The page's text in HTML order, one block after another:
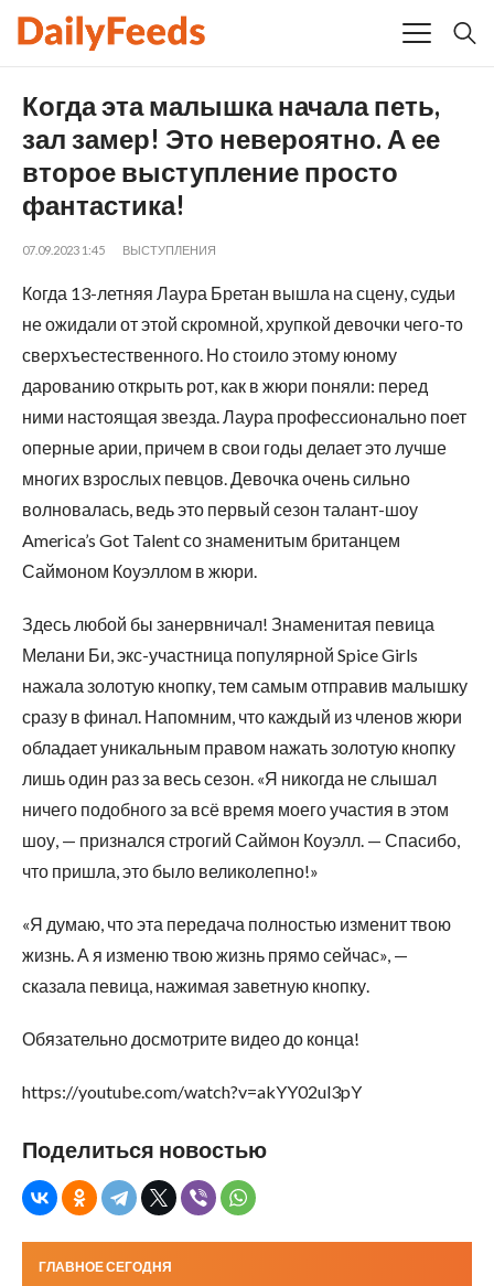
Когда эта малышка начала петь,
зал замер! Это невероятно. А ее
второе выступление просто
фантастика!
07.09.2023 1:45 ВЫСТУПЛЕНИЯ
Когда 13-летняя Лаура Бретан вышла на сцену, судьи
не ожидали от этой скромной, хрупкой девочки чего-то
сверхъестественного. Но стоило этому юному
дарованию открыть рот, как в жюри поняли: перед
ними настоящая звезда. Лаура профессионально поет
оперные арии, причем в свои годы делает это лучше
многих взрослых певцов. Девочка очень сильно
волновалась, ведь это первый сезон талант-шоу
America’s Got Talent со знаменитым британцем
Саймоном Коуэллом в жюри.
Здесь любой бы занервничал! Знаменитая певица
Мелани Би, экс-участница популярной Spice Girls
нажала золотую кнопку, тем самым отправив малышку
сразу в финал. Напомним, что каждый из членов жюри
обладает уникальным правом нажать золотую кнопку
лишь один раз за весь сезон. «Я никогда не слышал
ничего подобного за всё время моего участия в этом
шоу, — признался строгий Саймон Коуэлл. — Спасибо,
что пришла, это было великолепно!»
«Я думаю, что эта передача полностью изменит твою
жизнь. А я изменю твою жизнь прямо сейчас», —
сказала певица, нажимая заветную кнопку.
Обязательно досмотрите видео до конца!
https://youtube.com/watch?v=akYY02ul3pY
Поделиться новостью
ГЛАВНОЕ СЕГОДНЯ